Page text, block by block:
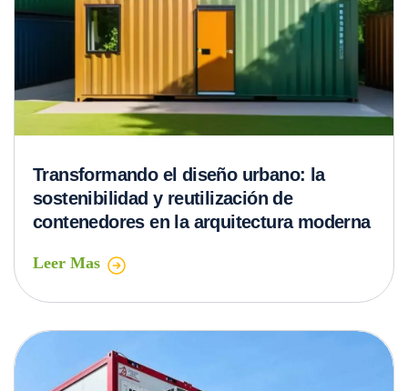
Transformando el diseño urbano: la
sostenibilidad y reutilización de
contenedores en la arquitectura moderna
Leer Mas